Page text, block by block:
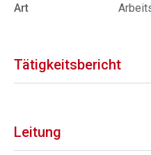
Art
Tätigkeitsbericht
Leitung